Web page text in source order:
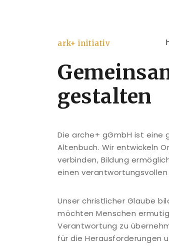
ark+ initiativ
gestalten
Die arche+ gGmbH ist eine
Altenbuch. Wir entwickeln
verbinden, Bildung
einen
Unser christlicher Glaube
möchten Menschen
Verantwortung zu
für die Herausforderungen